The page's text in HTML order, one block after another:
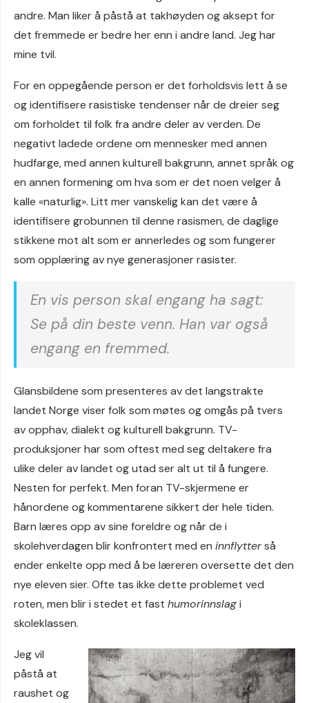
andre. Man liker å påstå at takhøyden og aksept for
det fremmede er bedre her enn i andre land. Jeg har
mine tvil.
For en oppegående person er det forholdsvis lett å se
og identifisere rasistiske tendenser når de dreier seg
om forholdet til folk fra andre deler av verden. De
negativt ladede ordene om mennesker med annen
hudfarge, med annen kulturell bakgrunn, annet språk og
en annen formening om hva som er det noen velger å
kalle «naturlig». Litt mer vanskelig kan det være å
identifisere grobunnen til denne rasismen, de daglige
stikkene mot alt som er annerledes og som fungerer
som opplæring av nye generasjoner rasister.
En vis person skal engang ha sagt:
Se på din beste venn. Han var også
engang en fremmed.
Glansbildene som presenteres av det langstrakte
landet Norge viser folk som møtes og omgås på tvers
av opphav, dialekt og kulturell bakgrunn. TV-
produksjoner har som oftest med seg deltakere fra
ulike deler av landet og utad ser alt ut til å fungere.
Nesten for perfekt. Men foran TV-skjermene er
hånordene og kommentarene sikkert der hele tiden.
Barn læres opp av sine foreldre og når de i
skolehverdagen blir konfrontert med en innflytterså
ender enkelte opp med å be læreren oversette det den
nye eleven sier. Ofte tas ikke dette problemet ved
roten, men blir i stedet et fast humorinnslagi
skoleklassen.
Jeg vil
påstå at
raushet og